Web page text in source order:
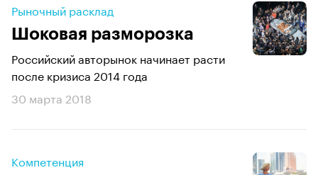
Рыночный расклад
Шоковая разморозка
Российский авторынок начинает расти
после кризиса 2014 года
30 марта 2018
Компетенция